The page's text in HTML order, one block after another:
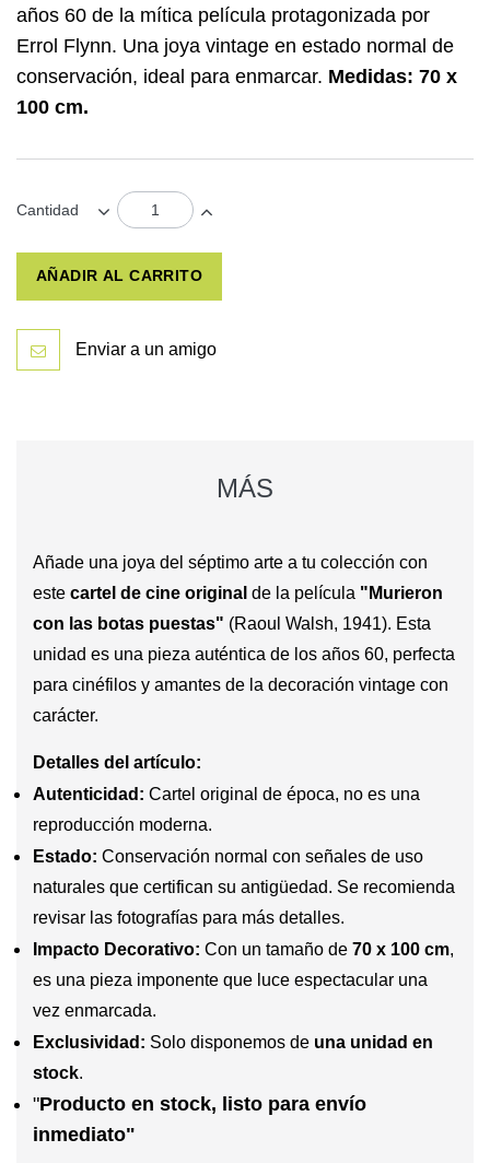
años 60 de la mítica película protagonizada por
Errol Flynn. Una joya vintage en estado normal de
conservación, ideal para enmarcar. Medidas: 70 x
100 cm.
Cantidad
AÑADIR AL CARRITO
Enviar a un amigo
MÁS
Añade una joya del séptimo arte a tu colección con
este cartel de cine original de la película "Murieron
con las botas puestas" (Raoul Walsh, 1941). Esta
unidad es una pieza auténtica de los años 60, perfecta
para cinéfilos y amantes de la decoración vintage con
carácter.
Detalles del artículo:
Autenticidad: Cartel original de época, no es una
reproducción moderna.
Estado: Conservación normal con señales de uso
naturales que certifican su antigüedad. Se recomienda
revisar las fotografías para más detalles.
Impacto Decorativo: Con un tamaño de 70 x 100 cm,
es una pieza imponente que luce espectacular una
vez enmarcada.
Exclusividad: Solo disponemos de una unidad en
stock.
"Producto en stock, listo para envío
inmediato"